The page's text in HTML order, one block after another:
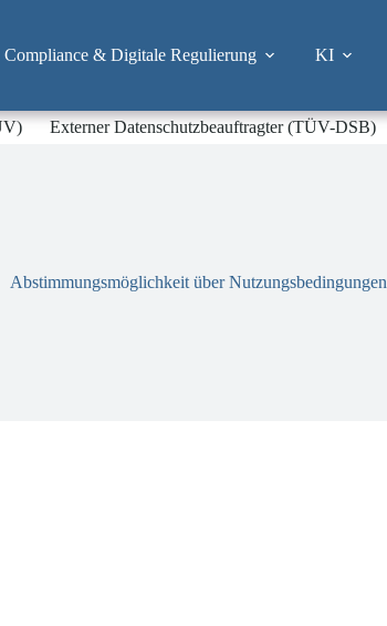
Compliance & Digitale Regulierung KI
Externer Datenschutzbeauftragter (TÜV-DSB)
Abstimmungsmöglichkeit über Nutzungsbedingungen